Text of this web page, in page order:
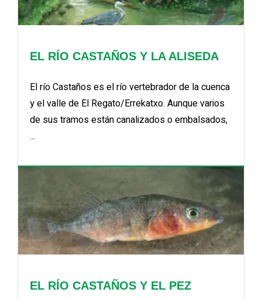
EL RÍO CASTAÑOS Y LA ALISEDA
El río Castaños es el río vertebrador de la cuenca
y el valle de El Regato/Errekatxo. Aunque varios
de sus tramos están canalizados o embalsados,
...
EL RÍO CASTAÑOS Y EL PEZ